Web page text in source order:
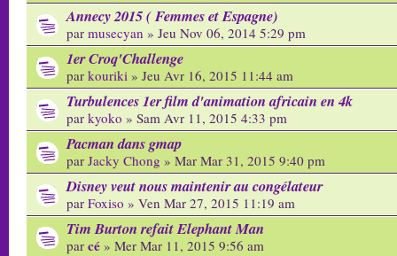
Annecy 2015 ( Femmes et Espagne)
par musecyan » Jeu Nov 06, 2014 5:29 pm
1er Croq'Challenge
par kouriki » Jeu Avr 16, 2015 11:44 am
Turbulences 1er film d'animation africain en 4k
par kyoko » Sam Avr 11, 2015 4:33 pm
Pacman dans gmap
par Jacky Chong » Mar Mar 31, 2015 9:40 pm
Disney veut nous maintenir au congélateur
par Foxiso » Ven Mar 27, 2015 11:19 am
Tim Burton refait Elephant Man
par cé » Mer Mar 11, 2015 9:56 am